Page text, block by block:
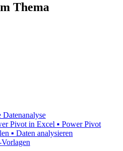
Thema
Pivot in Excel ▪ Power Pivot
▪ Daten analysieren